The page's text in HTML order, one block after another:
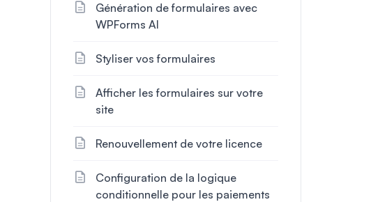
Génération de formulaires avec
WPForms AI
Styliser vos formulaires
Afficher les formulaires sur votre
site
Renouvellement de votre licence
Configuration de la logique
conditionnelle pour les paiements